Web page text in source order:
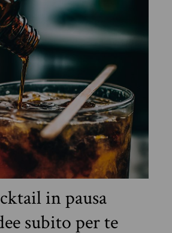
in pausa
subito per te